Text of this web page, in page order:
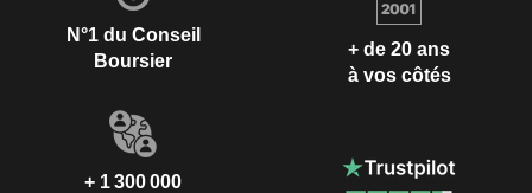
N°1 du Conseil
Boursier
+ de 20 ans
à vos côtés
+ 1 300 000